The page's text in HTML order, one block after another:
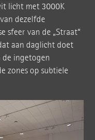
licht met 3000K
dezelfde
sfeer van de „Straat“
aan daglicht doet
de ingetogen
zones op subtiele